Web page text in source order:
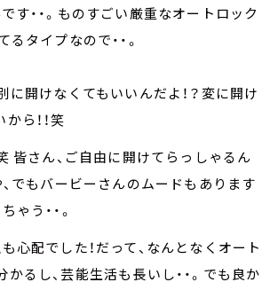
す・・。ものすごい厳重なオートロック
タイプなので・・。
に開けなくてもいいんだよ！？変に開け
ら！！笑
皆さん、ご自由に開けてらっしゃるん
、でもバービーさんのムードもあります
ゃう・・。
心配でした！だって、なんとなくオート
るし、芸能生活も長いし・・。でも良か